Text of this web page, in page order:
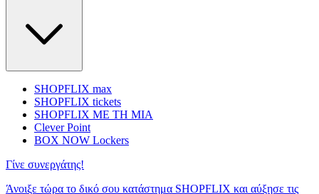
SHOPFLIX max
SHOPFLIX tickets
SHOPFLIX ΜΕ ΤΗ ΜΙΑ
Clever Point
BOX NOW Lockers
Γίνε συνεργάτης!
Άνοιξε τώρα το δικό σου κατάστημα SHOPFLIX και αύξησε τις